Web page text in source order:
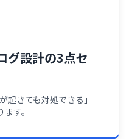
グ設計の3点セ
起きても対処できる」
す。